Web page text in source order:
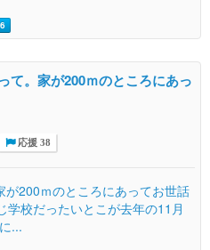
て。家が200ｍのところにあっ
応援 38
200ｍのところにあってお世話
学校だったいとこが去年の11月
...